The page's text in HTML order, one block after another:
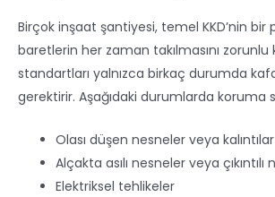
Birçok inşaat şantiyesi, temel KKD’nin bir
baretlerin her zaman takılmasını zorunlu
standartları yalnızca birkaç durumda
gerektirir. Aşağıdaki durumlarda koruma
Olası düşen nesneler veya kalıntılar
Alçakta asılı nesneler veya çıkıntılı
Elektriksel tehlikeler